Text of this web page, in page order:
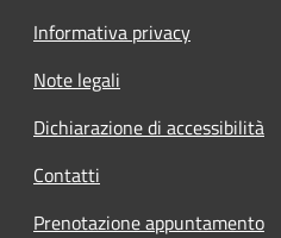
Informativa privacy
Note legali
Dichiarazione di accessibilità
Contatti
Prenotazione appuntamento